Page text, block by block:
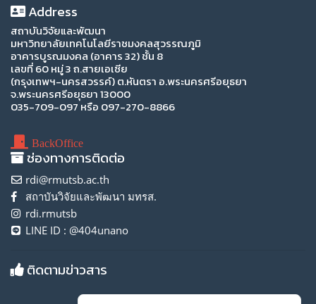
Address
สถาบันวิจัยและพัฒนา
มหาวิทยาลัยเทคโนโลยีราชมงคลสุวรรณภูมิ
อาคารบูรณมงคล (อาคาร 32) ชั้น 8
เลขที่ 60 หมู่ 3 ถ.สายเอเซีย
(กรุงเทพฯ-นครสวรรค์) ต.หันตรา อ.พระนครศรีอยุธยา
จ.พระนครศรีอยุธยา 13000
035-709-097 หรือ 097-270-8866
BackOffice
ช่องทางการติดต่อ
rdi@rmutsb.ac.th
สถาบันวิจัยและพัฒนา มทรส.
rdi.rmutsb
LINE ID : @404unano
ติดตามข่าวสาร